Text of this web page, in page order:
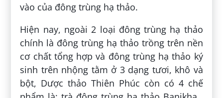
vào của đông trùng hạ thảo.
Hiện nay, ngoài 2 loại đông trùng hạ thảo
chính là đông trùng hạ thảo trồng trên nền
cơ chất tổng hợp và đông trùng hạ thảo ký
sinh trên nhộng tằm ở 3 dạng tươi, khô và
bột, Dược thảo Thiên Phúc còn có 4 chế